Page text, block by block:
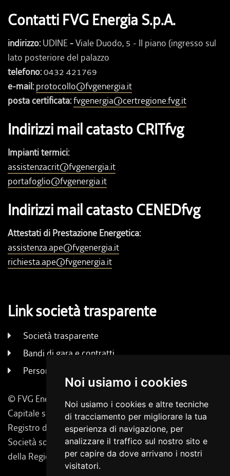
Noi usiamo i cookies
Noi usiamo i cookies e altre tecniche
di tracciamento per migliorare la tua
esperienza di navigazione, per
analizzare il traffico sul nostro sito e
per capire da dove arrivano i nostri
visitatori.
Contatti FVG Energia S.p.A.
indirizzo:UDINE -Viale Duodo, 5 - II piano (ingresso sul
lato posteriore del palazzo
telefono:0432 421769
e-mail:protocollo@fvgenergia.it
posta certificata:fvgenergia@certregione.fvg.it
Indirizzi mail catasto CRITfvg
Impianti termici:
assistenzacrit@fvgenergia.it
portafoglio@fvgenergia.it
Indirizzi mail catasto CENEDfvg
Attestati di Prestazione Energetica:
assistenza.ape@fvgenergia.it
richiesta.ape@fvgenergia.it
Link società trasparente
Società trasparente
Bandi di gara e contratti
Persone e uffici
© FVG Energia S.p.A. - Tutti i diritti riservati
Capitale sociale 130.000 € i.v. | Codice Fiscale, Iscrizione
Registro delle Imprese di Udine 02431160304
Società soggetta a direzione e coordinamento da parte
della Regione Friuli Venezia Giulia.